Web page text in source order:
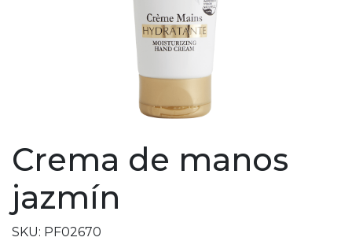
Crema de manos
jazmín
SKU: PF02670